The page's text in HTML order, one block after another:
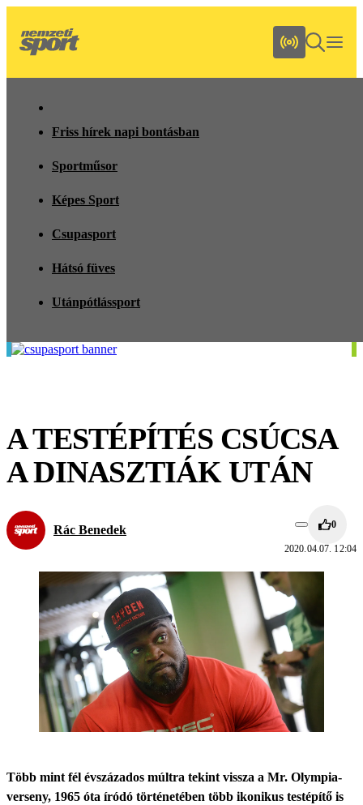
Friss hírek napi bontásban
Sportműsor
Képes Sport
Csupasport
Hátsó füves
Utánpótlássport
A TESTÉPÍTÉS CSÚCSA
A DINASZTIÁK UTÁN
Rác Benedek 0
2020.04.07. 12:04
Több mint fél évszázados múltra tekint vissza a Mr. Olympia-
verseny, 1965 óta íródó történetében több ikonikus testépítő is